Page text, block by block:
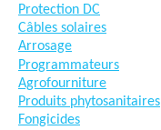
Protection DC
Câbles solaires
Arrosage
Programmateurs
Agrofourniture
Produits phytosanitaires
Fongicides